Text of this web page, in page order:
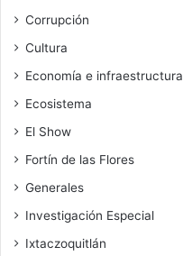
Corrupción
Cultura
Economía e infraestructura
Ecosistema
El Show
Fortín de las Flores
Generales
Investigación Especial
Ixtaczoquitlán